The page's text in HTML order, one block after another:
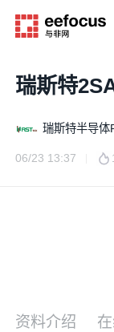
瑞斯特
瑞斯特半导体
06/23 13:37
资料介绍